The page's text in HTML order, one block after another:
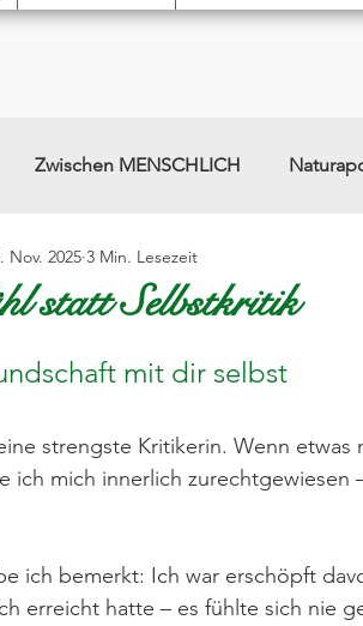
Zwischen MENSCHLICH
statt Selbstkritik
Nov. 2025 3 Min. Lesezeit
mit dir selbst
strengste Kritikerin. Wenn etwas
ich mich innerlich zurechtgewiesen
ich bemerkt: Ich war erschöpft
erreicht hatte – es fühlte sich nie